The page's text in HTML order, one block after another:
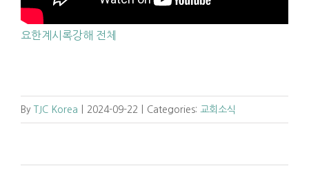
요한계시록강해 전체
By TJC Korea 2024-09-22 Categories: 교회소식